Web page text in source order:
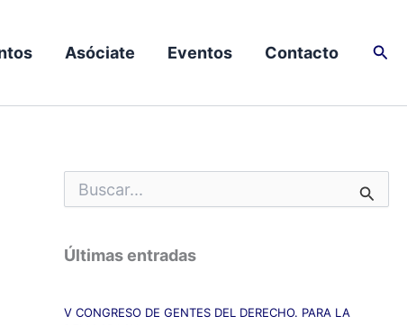
Asóciate Eventos Contacto
u
c
a
o
Últimas entradas
V CONGRESO DE GENTES DEL DERECHO. PARA LA